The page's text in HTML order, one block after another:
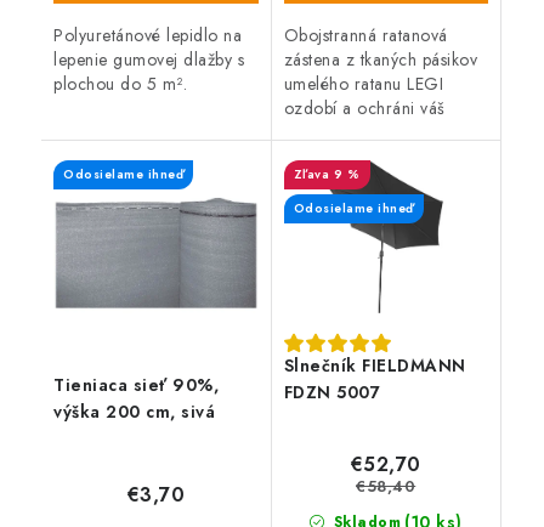
Polyuretánové lepidlo na
lepenie gumovej dlažby s
plochou do 5 m².
Obojstranná ratanová
zástena z tkaných pásikov
umelého ratanu LEGI
ozdobí a ochráni váš
plot a zaistí súkromie po
celý rok. Zástena má
obojstrannú UV...
Tieniaca sieť 90%,
výška 200 cm, sivá
Odosielame ihneď
€3,70
Slnečník FIELDMANN
FDZN 5007
9 %
Odosielame ihneď
Skladom
€52,70
€58,40